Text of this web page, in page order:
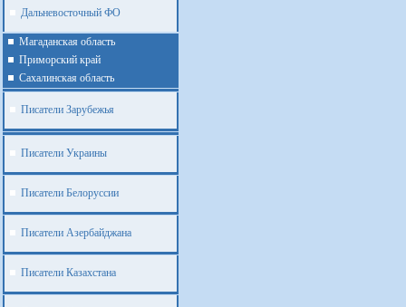
Дальневосточный ФО
Магаданская область
Приморский край
Cахалинская область
Писатели Зарубежья
Писатели Украины
Писатели Белоруссии
Писатели Азербайджана
Писатели Казахстана